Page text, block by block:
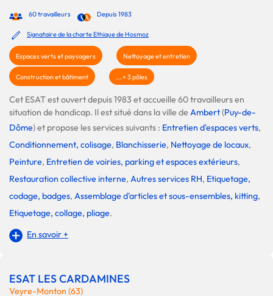
60 travailleurs Depuis 1983
Signataire de la charte Ethique de Hosmoz
Espaces verts et paysagers Nettoyage et entretien
Construction et bâtiment ... + 3 pôles
Cet ESAT est ouvert depuis 1983 et accueille 60 travailleurs en
situation de handicap. Il est situé dans la ville deAmbert(Puy-de-
Dôme) et propose les services suivants : Entretien d'espaces verts,
Conditionnement, colisage, Blanchisserie, Nettoyage de locaux,
Peinture, Entretien de voiries, parking et espaces extérieurs,
Restauration collective interne, Autres services RH, Etiquetage,
codage, badges, Assemblage d'articles et sous-ensembles, kitting,
Etiquetage, collage, pliage.
En savoir +
ESAT LES CARDAMINES
Veyre-Monton (63)